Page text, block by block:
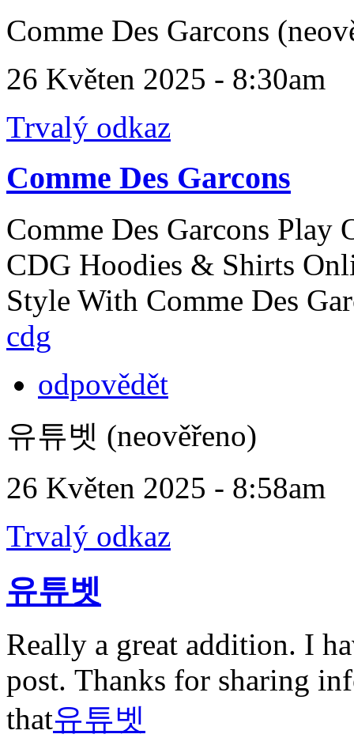
Comme Des Garcons
26 Květen 2025 - 8:30am
Trvalý odkaz
Comme Des Garcons
Comme Des Garcons
CDG Hoodies & Shirts
Style With Comme Des
cdg
odpovědět
유튜벳 (neověřeno)
26 Květen 2025 - 8:58am
Trvalý odkaz
유튜벳
Really a great addition. I
post. Thanks for sharing
that유튜벳